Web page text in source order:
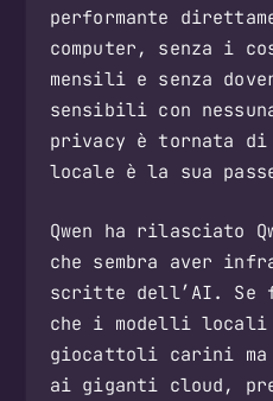
performante
computer, senza i
mensili e senza
sensibili con
privacy è tornata di
locale è la sua
Qwen ha rilasciato
che sembra aver
scritte dell’AI. Se
che i modelli locali
giocattoli carini
ai giganti cloud,